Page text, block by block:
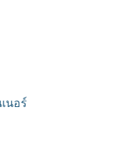
นอร์